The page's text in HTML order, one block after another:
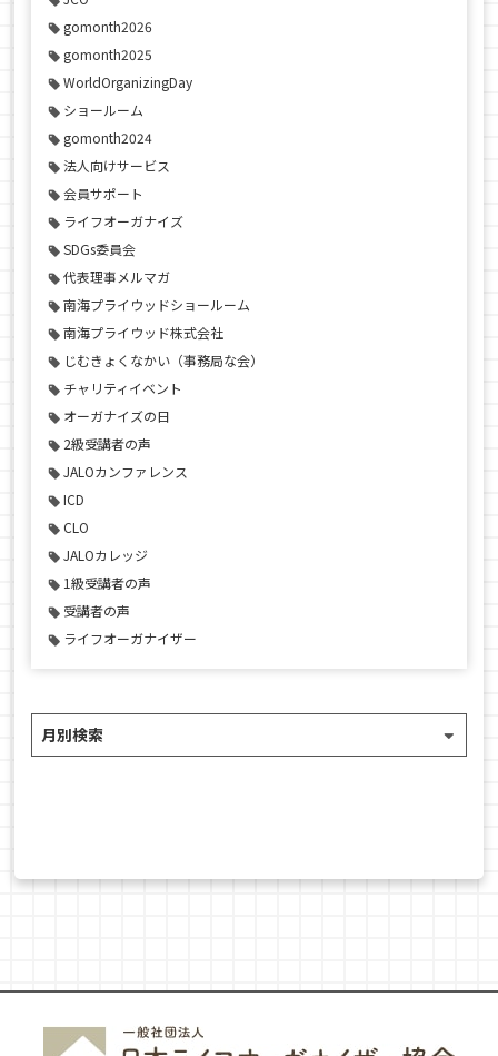
gomonth2026
gomonth2025
WorldOrganizingDay
ショールーム
gomonth2024
法人向けサービス
会員サポート
ライフオーガナイズ
SDGs委員会
代表理事メルマガ
南海プライウッドショールーム
南海プライウッド株式会社
じむきょくなかい（事務局な会）
チャリティイベント
オーガナイズの日
2級受講者の声
JALOカンファレンス
ICD
CLO
JALOカレッジ
1級受講者の声
受講者の声
ライフオーガナイザー